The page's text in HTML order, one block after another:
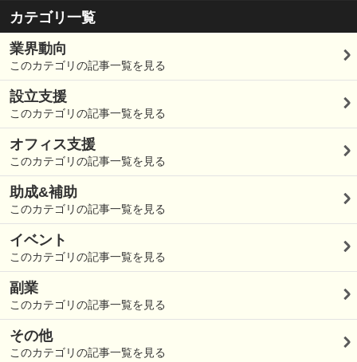
カテゴリ一覧
業界動向
このカテゴリの記事一覧を見る
設立支援
このカテゴリの記事一覧を見る
オフィス支援
このカテゴリの記事一覧を見る
助成&補助
このカテゴリの記事一覧を見る
イベント
このカテゴリの記事一覧を見る
副業
このカテゴリの記事一覧を見る
その他
このカテゴリの記事一覧を見る